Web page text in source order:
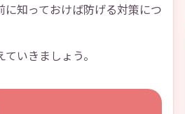
知っておけば防げる対策につ
いきましょう。